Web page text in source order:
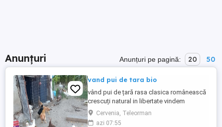
Anunțuri Anunțuri pe pagină: 20 50
vand pui de tara bio
vând pui de țară rasa clasica românească
crescuți natural in libertate vindem
cocoșei pentru grătar,prăjit sau mâncare
prețul este de 40 de lei bucata
Cervenia, Teleorman
azi 07:55